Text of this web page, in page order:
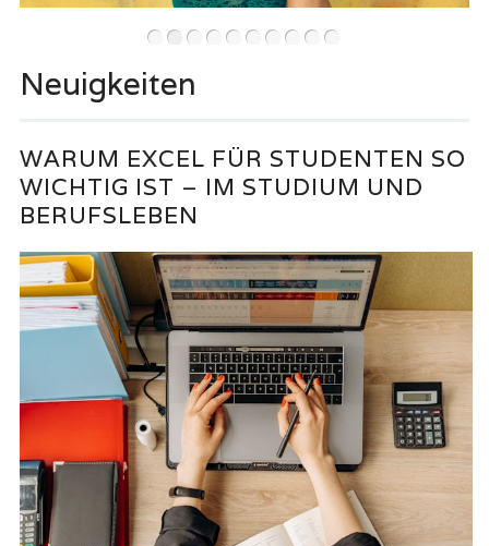
••••••••••
Neuigkeiten
WARUM EXCEL FÜR STUDENTEN SO
WICHTIG IST – IM STUDIUM UND
BERUFSLEBEN